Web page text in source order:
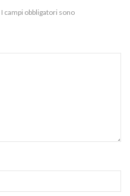
I campi obbligatori sono